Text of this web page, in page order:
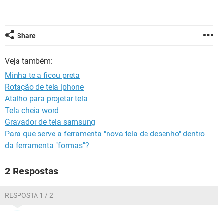
GUIA DE COMPRAS
Share
Veja também:
Minha tela ficou preta
Rotação de tela iphone
Atalho para projetar tela
Tela cheia word
Gravador de tela samsung
Para que serve a ferramenta "nova tela de desenho" dentro
da ferramenta "formas"?
2 Respostas
RESPOSTA 1 / 2